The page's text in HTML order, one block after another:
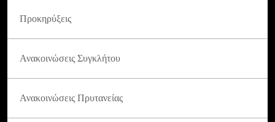
Προκηρύξεις
Ανακοινώσεις Συγκλήτου
Ανακοινώσεις Πρυτανείας